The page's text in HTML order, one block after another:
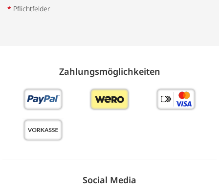
* Pflichtfelder
Zahlungs­möglich­keiten
Social Media